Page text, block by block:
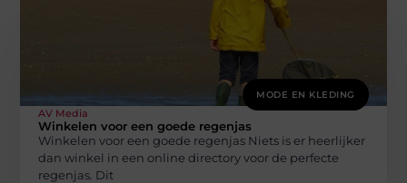
MODE EN KLEDING
AV Media
Winkelen voor een goede regenjas
Winkelen voor een goede regenjas Niets is er heerlijker
dan winkel in een online directory voor de perfecte
regenjas. Dit